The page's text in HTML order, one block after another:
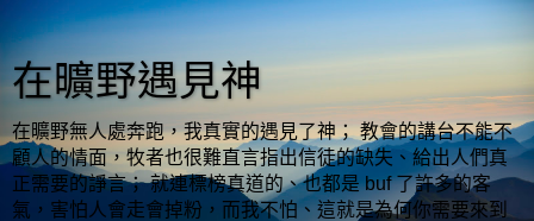
在曠野遇見神
在曠野無人處奔跑，我真實的遇見了神； 教會的講台不能不
顧人的情面，牧者也很難直言指出信徒的缺失、給出人們真
正需要的諍言； 就連標榜真道的、也都是 buf 了許多的客
氣，害怕人會走會掉粉，而我不怕、這就是為何你需要來到